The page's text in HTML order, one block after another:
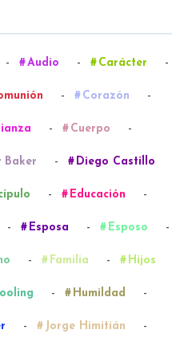
- Audio - Carácter -
- Corazón -
- Cuerpo -
Baker - Diego Castillo
- Educación -
- Esposa - Esposo -
- Familia - Hijos
- Humildad -
- Jorge Himitián -